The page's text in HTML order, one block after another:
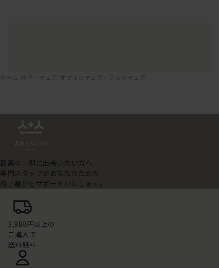
ホーム 椅子・チェア オフィスチェア・デスクチェア
最高の一脚に出会いたい方へ
専門スタッフがあなたのための
椅子選びをサポートいたします。
3,980円以上の
ご購入で
送料無料